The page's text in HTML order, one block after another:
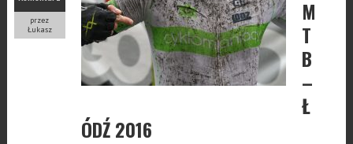
przez
Łukasz
M
T
B
–
Ł
ÓDŹ 2016